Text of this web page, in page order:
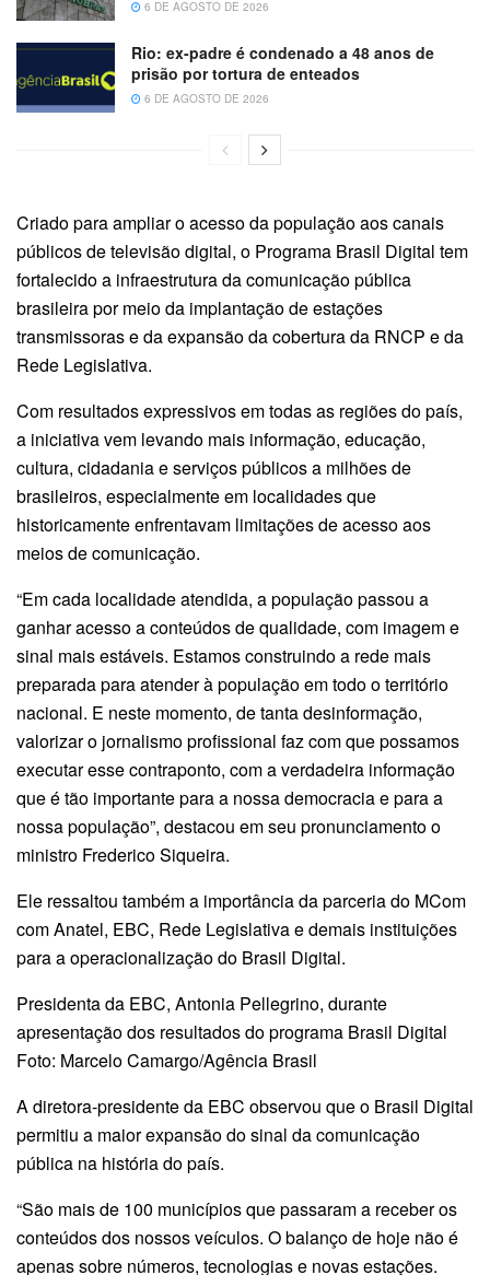
6 DE AGOSTO DE 2026
Rio: ex-padre é condenado a 48 anos de
prisão por tortura de enteados
6 DE AGOSTO DE 2026
Criado para ampliar o acesso da população aos canais
públicos de televisão digital, o Programa Brasil Digital tem
fortalecido a infraestrutura da comunicação pública
brasileira por meio da implantação de estações
transmissoras e da expansão da cobertura da RNCP e da
Rede Legislativa.
Com resultados expressivos em todas as regiões do país,
a iniciativa vem levando mais informação, educação,
cultura, cidadania e serviços públicos a milhões de
brasileiros, especialmente em localidades que
historicamente enfrentavam limitações de acesso aos
meios de comunicação.
“Em cada localidade atendida, a população passou a
ganhar acesso a conteúdos de qualidade, com imagem e
sinal mais estáveis. Estamos construindo a rede mais
preparada para atender à população em todo o território
nacional. E neste momento, de tanta desinformação,
valorizar o jornalismo profissional faz com que possamos
executar esse contraponto, com a verdadeira informação
que é tão importante para a nossa democracia e para a
nossa população”, destacou em seu pronunciamento o
ministro Frederico Siqueira.
Ele ressaltou também a importância da parceria do MCom
com Anatel, EBC, Rede Legislativa e demais instituições
para a operacionalização do Brasil Digital.
Presidenta da EBC, Antonia Pellegrino, durante
apresentação dos resultados do programa Brasil Digital
Foto: Marcelo Camargo/Agência Brasil
A diretora-presidente da EBC observou que o Brasil Digital
permitiu a maior expansão do sinal da comunicação
pública na história do país.
“São mais de 100 municípios que passaram a receber os
conteúdos dos nossos veículos. O balanço de hoje não é
apenas sobre números, tecnologias e novas estações.